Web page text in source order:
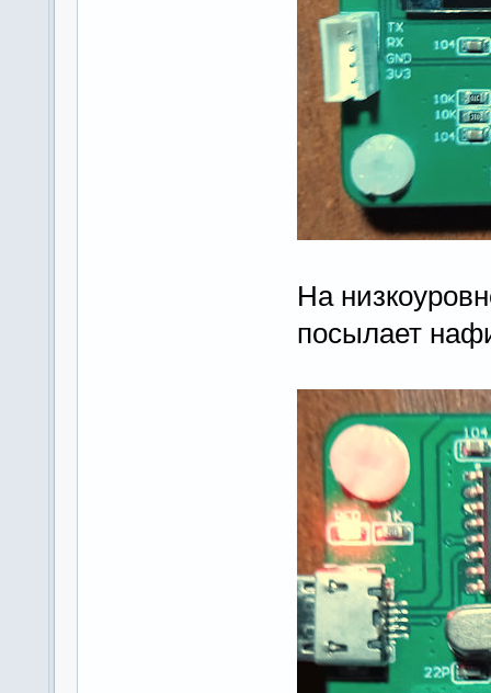
На
посылает